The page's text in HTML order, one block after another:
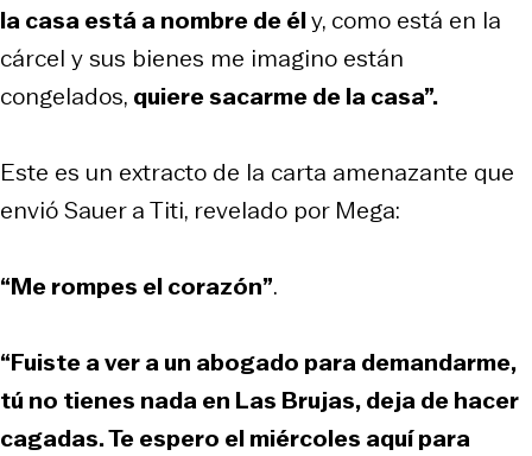
la casa está a nombre de ély, como está en la
cárcel y sus bienes me imagino están
congelados, quiere sacarme de la casa”.
Este es un extracto de la carta amenazante que
envió Sauer a Titi, revelado por Mega:
“Me rompes el corazón”.
“Fuiste a ver a un abogado para demandarme,
tú no tienes nada en Las Brujas, deja de hacer
cagadas. Te espero el miércoles aquí para